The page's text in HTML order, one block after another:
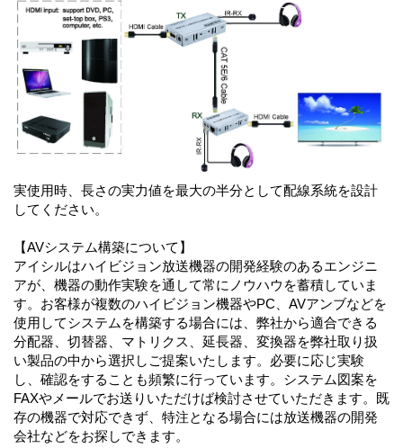
実使用時、長さの実力値を最大の半分として配線系統を設計
してください。
【AVシステム構築について】
アイシルはハイビジョン放送機器の開発経験のあるエンジニ
アが、機器の動作実験を通して常にノウハウを蓄積していま
す。お客様が複数のハイビジョン機器やPC、AVアンブなどを
使用してシステムを構築する場合には、弊社から適合できる
分配器、切替器、マトリクス、延長器、変換器を弊社取り扱
い製品の中から選択しご提案いたします。必要に応じ実験
し、確認をすることも頻繁に行っています。システム図案を
FAXやメールでお送りいただけば検討させていただきます。既
存の機器で対応できず、特注となる場合には放送機器の開発
会社などをお探しできます。